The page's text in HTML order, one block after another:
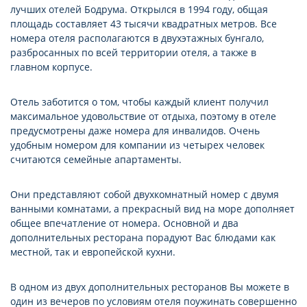
лучших отелей Бодрума. Открылся в 1994 году, общая
площадь составляет 43 тысячи квадратных метров. Все
номера отеля располагаются в двухэтажных бунгало,
разбросанных по всей территории отеля, а также в
главном корпусе.
Отель заботится о том, чтобы каждый клиент получил
максимальное удовольствие от отдыха, поэтому в отеле
предусмотрены даже номера для инвалидов. Очень
удобным номером для компании из четырех человек
считаются семейные апартаменты.
Они представляют собой двухкомнатный номер с двумя
ванными комнатами, а прекрасный вид на море дополняет
общее впечатление от номера. Основной и два
дополнительных ресторана порадуют Вас блюдами как
местной, так и европейской кухни.
В одном из двух дополнительных ресторанов Вы можете в
один из вечеров по условиям отеля поужинать совершенно